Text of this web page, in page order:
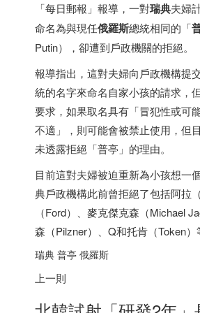
「每日郵報」報導，一對瑞典夫婦
命名為與現任俄羅斯總統相同的「
Putin），卻遭到戶政機關的拒絕。
報導指出，這對夫婦向戶政機構提
統的名字來命名自家小孩的請求，
要求，如果取名具有「冒犯性或可
不適」，則可能會被禁止使用，但
未透露拒絕「普亭」的理由。
目前這對夫婦被迫重新為小孩想一
典戶政機構此前曾拒絕了包括阿拉
（Ford）、麥克傑克森（Michael
森（Pilzner）、Q和托肯（Token）
瑞典 普亭 俄羅斯
上一則